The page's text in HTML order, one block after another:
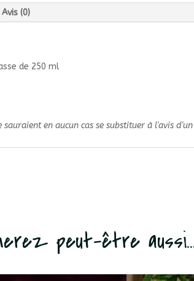
Avis (0)
de 250 ml
en aucun cas se substituer à l'avis
peut-être